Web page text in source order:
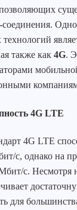
позволяющих
соединения.
также как 4G.
4G LTE
4G LTE
с, однако на
с. Несмотря
для